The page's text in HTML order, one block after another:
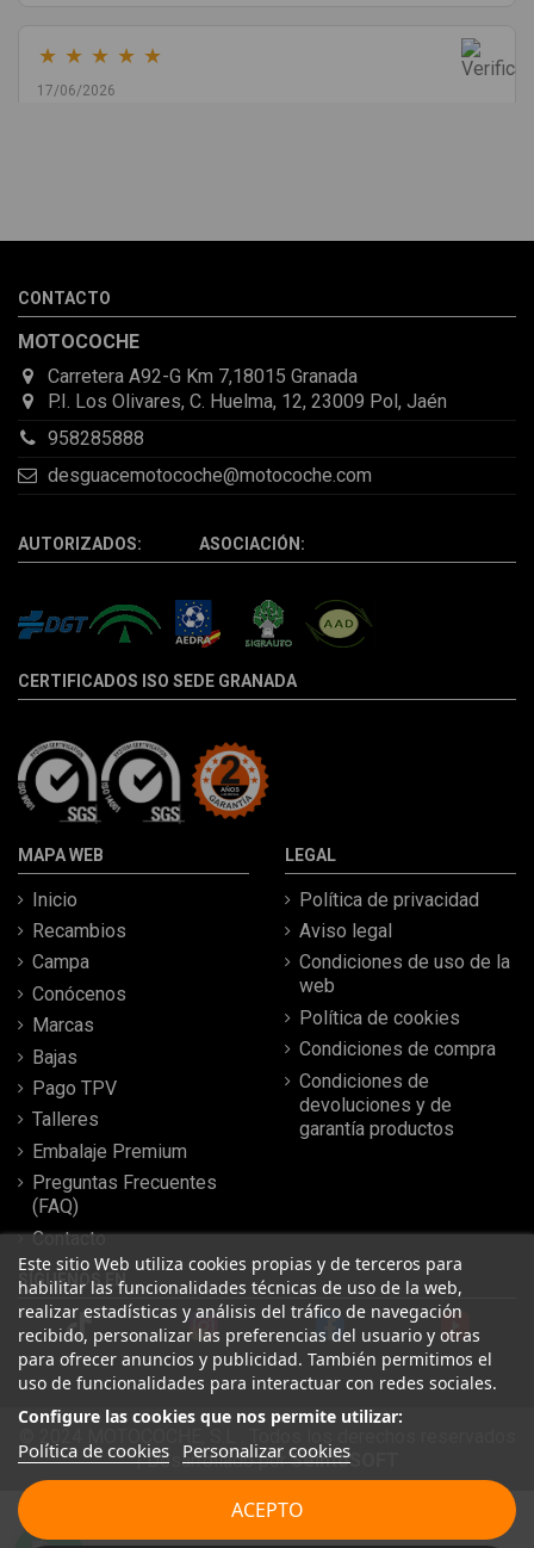
★ ★ ★ ★ ★
17/06/2026
la pieza llegó correcta y bien embalada, además de llegarme 2
Leer más reseñas
CONTACTO
MOTOCOCHE
Carretera A92-G Km 7,18015 Granada
P.I. Los Olivares, C. Huelma, 12, 23009 Pol, Jaén
958285888
desguacemotocoche@motocoche.com
AUTORIZADOS: ASOCIACIÓN:
CERTIFICADOS ISO SEDE GRANADA
MAPA WEB
Inicio
Recambios
Campa
Conócenos
Marcas
Bajas
Pago TPV
Talleres
Embalaje Premium
Preguntas Frecuentes
(FAQ)
Contacto
LEGAL
Política de privacidad
Aviso legal
Condiciones de uso de la
web
Política de cookies
Condiciones de compra
Condiciones de
devoluciones y de
garantía productos
Este sitio Web utiliza cookies propias y de terceros para
habilitar las funcionalidades técnicas de uso de la web,
realizar estadísticas y análisis del tráfico de navegación
recibido, personalizar las preferencias del usuario y otras
para ofrecer anuncios y publicidad. También permitimos el
uso de funcionalidades para interactuar con redes sociales.
Configure las cookies que nos permite utilizar:
Política de cookies Personalizar cookies
ACEPTO
SÍGUENOS EN
| Desarrollado porSeintoSOFT